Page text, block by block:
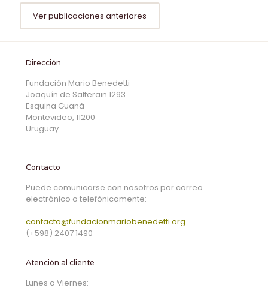
Ver publicaciones anteriores
Dirección
Fundación Mario Benedetti
Joaquín de Salterain 1293
Esquina Guaná
Montevideo, 11200
Uruguay
Contacto
Puede comunicarse con nosotros por correo
electrónico o telefónicamente:
contacto@fundacionmariobenedetti.org
(+598) 2407 1490
Atención al cliente
Lunes a Viernes: